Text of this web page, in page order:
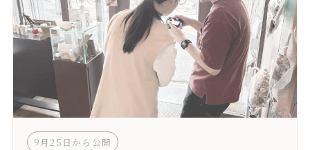
9月25日から公開